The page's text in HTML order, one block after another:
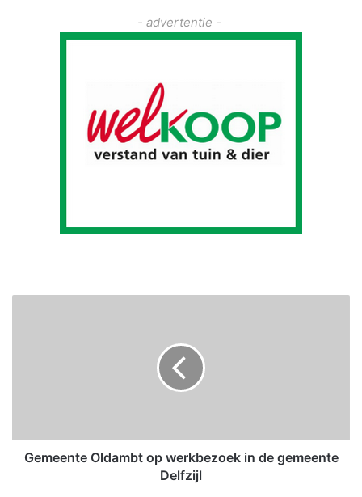
- advertentie -
O
Gemeente Oldambt op werkbezoek in de gemeente
Delfzijl